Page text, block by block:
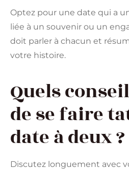
Optez pour une date qui a
liée à un souvenir ou un
doit parler à chacun et
votre histoire.
Quels
de se faire
date à deux ?
Discutez longuement avec